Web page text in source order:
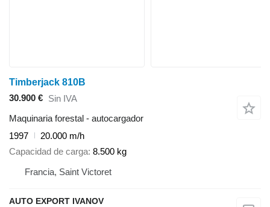
Timberjack 810B
30.900 € Sin IVA
Maquinaria forestal - autocargador
1997
20.000 m/h
Capacidad de carga 8.500 kg
Francia, Saint Victoret
AUTO EXPORT IVANOV